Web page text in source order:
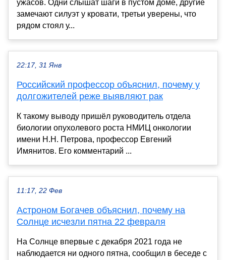
ужасов. Одни слышат шаги в пустом доме, другие
замечают силуэт у кровати, третьи уверены, что
рядом стоял у...
22:17, 31 Янв
Российский профессор объяснил, почему у
долгожителей реже выявляют рак
К такому выводу пришёл руководитель отдела
биологии опухолевого роста НМИЦ онкологии
имени Н.Н. Петрова, профессор Евгений
Имянитов. Его комментарий ...
11:17, 22 Фев
Астроном Богачев объяснил, почему на
Солнце исчезли пятна 22 февраля
На Солнце впервые с декабря 2021 года не
наблюдается ни одного пятна, сообщил в беседе с